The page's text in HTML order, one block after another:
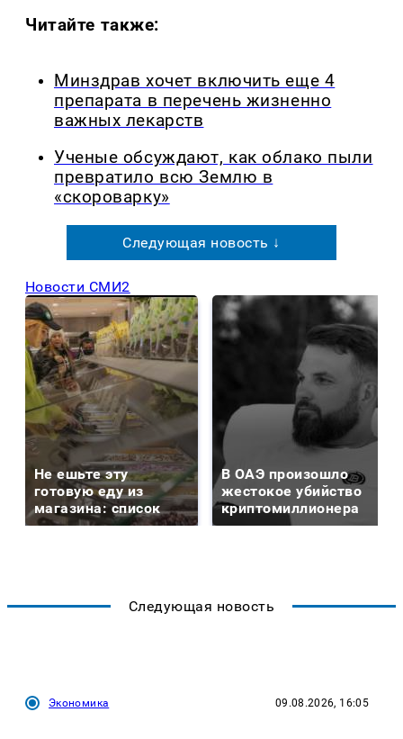
Читайте также:
Минздрав хочет включить еще 4
препарата в перечень жизненно
важных лекарств
Ученые обсуждают, как облако пыли
превратило всю Землю в
«скороварку»
Следующая новость ↓
Новости СМИ2
Не ешьте эту
готовую еду из
магазина: список
В ОАЭ произошло
жестокое убийство
криптомиллионера
Следующая новость
Экономика 09.08.2026, 16:05